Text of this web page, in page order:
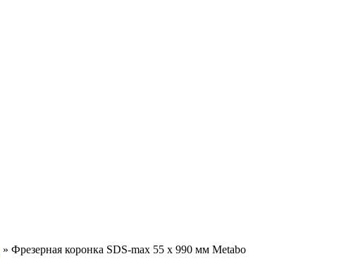
» Фрезерная коронка SDS-max 55 x 990 мм Metabo